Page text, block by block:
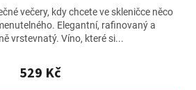
529 Kč
večery, kdy chcete ve skleničce něco
Elegantní, rafinovaný a
vrstevnatý. Víno, které si...